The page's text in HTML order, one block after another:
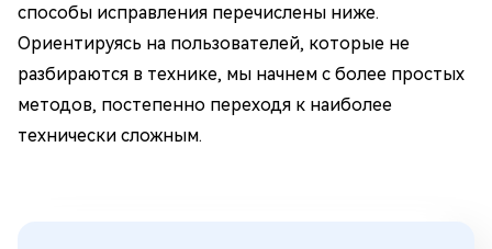
способы исправления перечислены ниже.
Ориентируясь на пользователей, которые не
разбираются в технике, мы начнем с более простых
методов, постепенно переходя к наиболее
технически сложным.